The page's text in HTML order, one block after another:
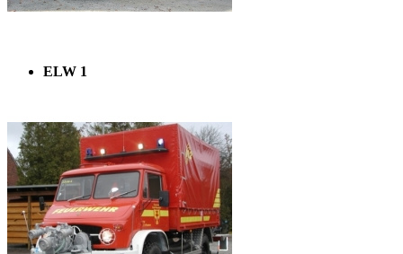
ELW 1